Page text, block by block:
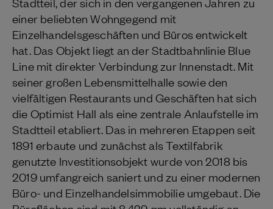
einer beliebten Wohngegend mit
Einzelhandelsgeschäften und Büros entwickelt
hat. Das Objekt liegt an der Stadtbahnlinie Blue
Line mit direkter Verbindung zur Innenstadt. Mit
seiner großen Lebensmittelhalle sowie den
vielfältigen Restaurants und Geschäften hat sich
die Optimist Hall als eine zentrale Anlaufstelle im
Stadtteil etabliert. Das in mehreren Etappen seit
1891 erbaute und zunächst als Textilfabrik
genutzte Investitionsobjekt wurde von 2018 bis
2019 umfangreich saniert und zu einer modernen
Büro- und Einzelhandelsimmobilie umgebaut. Die